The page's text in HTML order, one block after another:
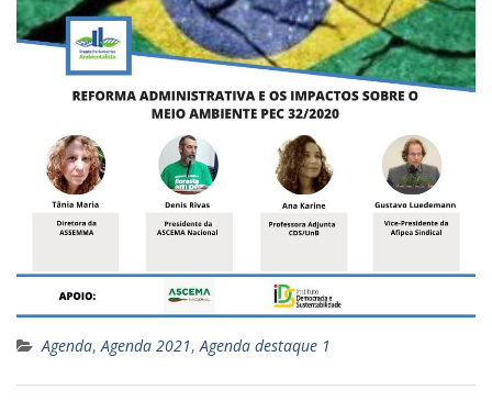
Agenda, Agenda 2021, Agenda destaque 1